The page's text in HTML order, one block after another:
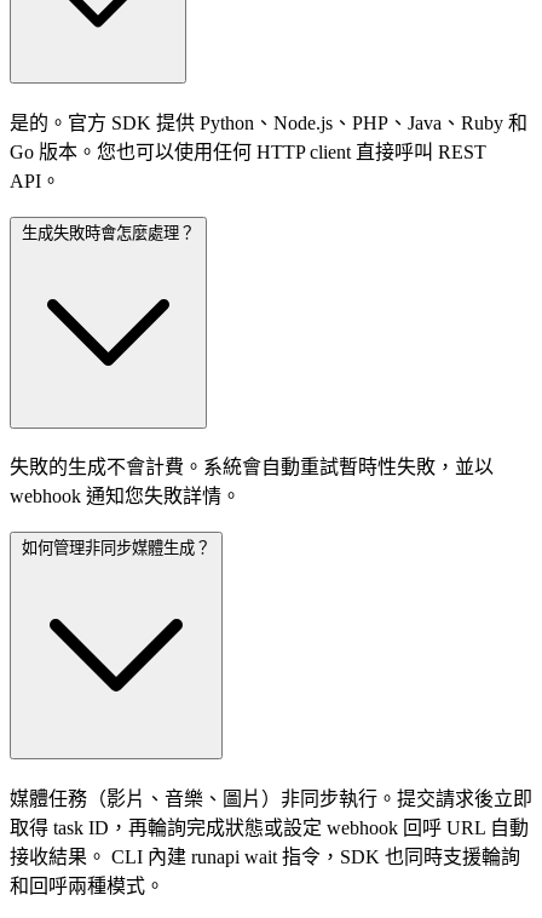
是的。官方 SDK 提供 Python、Node.js、PHP、Java、Ruby 和
Go 版本。您也可以使用任何 HTTP client 直接呼叫 REST
API。
生成失敗時會怎麼處理？
失敗的生成不會計費。系統會自動重試暫時性失敗，並以
webhook 通知您失敗詳情。
如何管理非同步媒體生成？
媒體任務（影片、音樂、圖片）非同步執行。提交請求後立即
取得 task ID，再輪詢完成狀態或設定 webhook 回呼 URL 自動
接收結果。 CLI 內建 runapi wait 指令，SDK 也同時支援輪詢
和回呼兩種模式。